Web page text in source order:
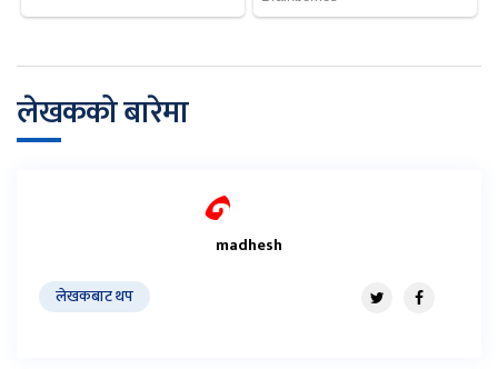
लेखकको बारेमा
madhesh
लेखकबाट थप